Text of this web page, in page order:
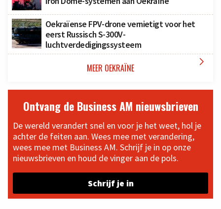
Oekraïense FPV-drone vernietigt voor het
eerst Russisch S-300V-
luchtverdedigingssysteem
MEER OEKRAÏNE 
Ontvang de Business AM nieuwsbrieven
De wereld verandert snel en voor je het weet, hol je
achter de feiten aan. Wees mee met verandering,
wees mee met Business AM. Schrijf je in op onze
nieuwsbrieven en houd de vinger aan de pols.
Schrijf je in